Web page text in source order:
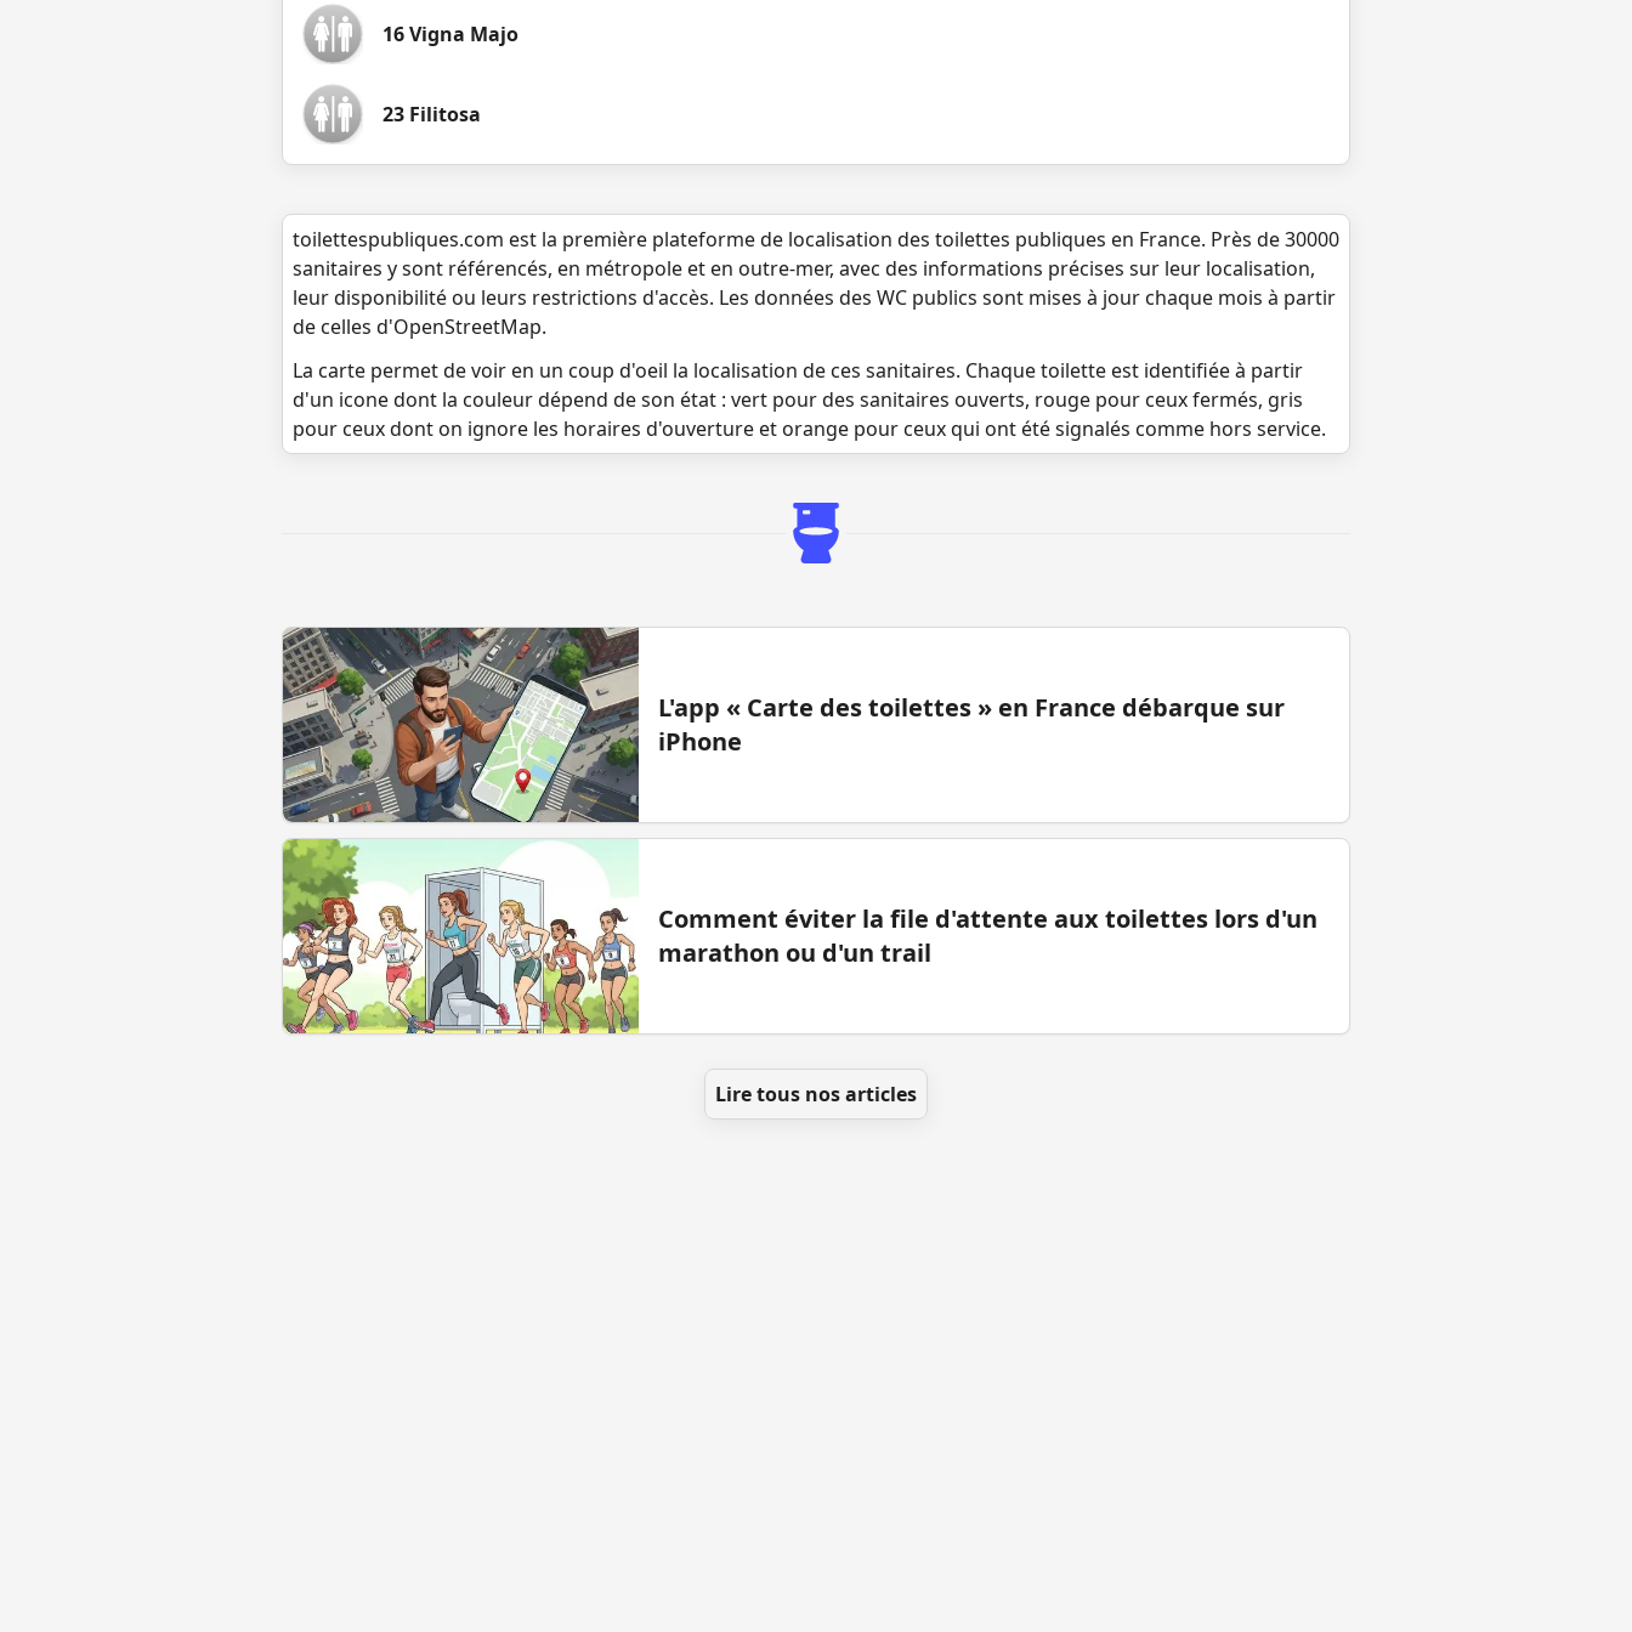
16 Vigna Majo
23 Filitosa
toilettespubliques.com est la première plateforme de localisation des toilettes publiques en France. Près de 30000
sanitaires y sont référencés, en métropole et en outre-mer, avec des informations précises sur leur localisation,
leur disponibilité ou leurs restrictions d'accès. Les données des WC publics sont mises à jour chaque mois à partir
de celles d'OpenStreetMap.
La carte permet de voir en un coup d'oeil la localisation de ces sanitaires. Chaque toilette est identifiée à partir
d'un icone dont la couleur dépend de son état : vert pour des sanitaires ouverts, rouge pour ceux fermés, gris
pour ceux dont on ignore les horaires d'ouverture et orange pour ceux qui ont été signalés comme hors service.
L'app « Carte des toilettes » en France débarque sur
iPhone
Comment éviter la file d'attente aux toilettes lors d'un
marathon ou d'un trail
Lire tous nos articles